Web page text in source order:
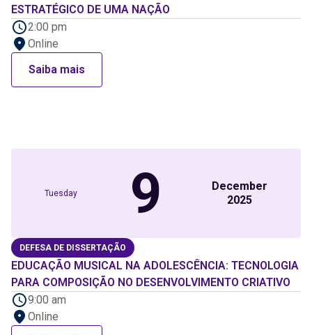
ESTRATÉGICO DE UMA NAÇÃO
2:00 pm
Online
Saiba mais
Tuesday 9
December
2025
DEFESA DE DISSERTAÇÃO
EDUCAÇÃO MUSICAL NA ADOLESCÊNCIA: TECNOLOGIA
PARA COMPOSIÇÃO NO DESENVOLVIMENTO CRIATIVO
9:00 am
Online